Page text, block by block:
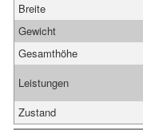
Breite
Gewicht
Gesamthöhe
Leistungen
Zustand